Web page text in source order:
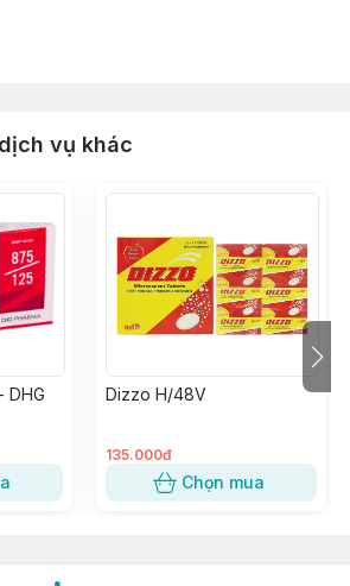
vụ khác
DHG
Dizzo H/48V
135.000đ
Chọn mua